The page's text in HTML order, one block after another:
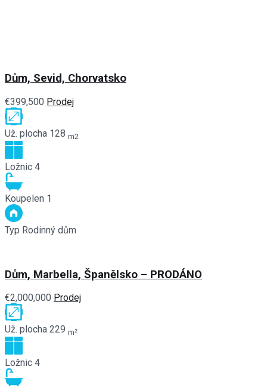
Dům, Sevid, Chorvatsko
€399,500 Prodej
Už. plocha 128 m2
Ložnic 4
Koupelen 1
Typ Rodinný dům
Dům, Marbella, Španělsko – PRODÁNO
€2,000,000 Prodej
Už. plocha 229 m²
Ložnic 4